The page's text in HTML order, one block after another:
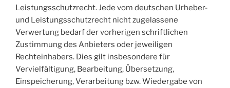
Leistungsschutzrecht. Jede vom deutschen Urheber-
und Leistungsschutzrecht nicht zugelassene
Verwertung bedarf der vorherigen schriftlichen
Zustimmung des Anbieters oder jeweiligen
Rechteinhabers. Dies gilt insbesondere für
Vervielfältigung, Bearbeitung, Übersetzung,
Einspeicherung, Verarbeitung bzw. Wiedergabe von